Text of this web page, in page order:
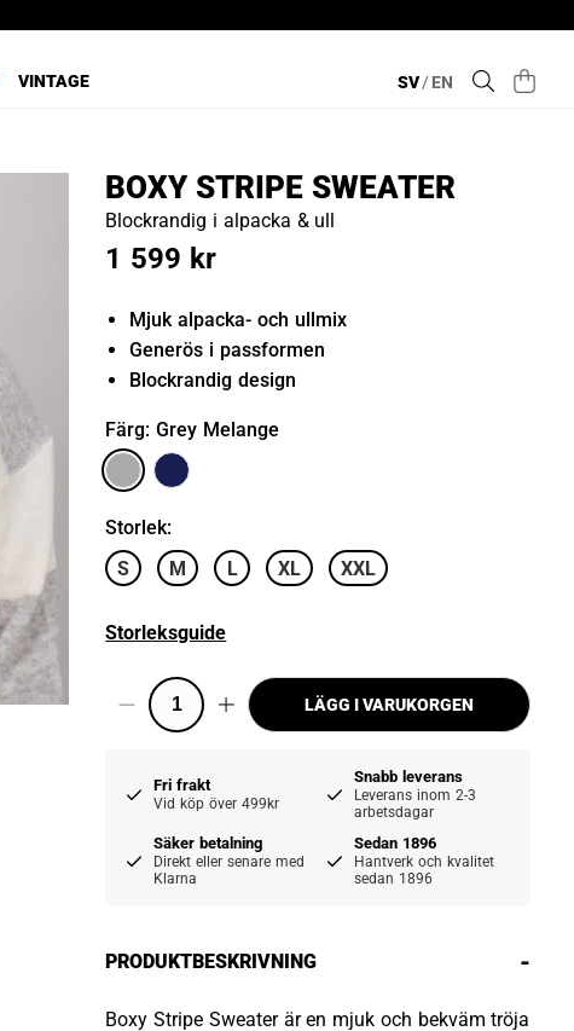
VINTAGE SV/EN
BOXY STRIPE SWEATER
Blockrandig i alpacka & ull
1 599 kr
Mjuk alpacka- och ullmix
Generös i passformen
Blockrandig design
Färg: Grey Melange
Storlek:
S
M L XL XXL
Storleksguide
LÄGG I VARUKORGEN
Fri frakt
Vid köp över 499kr
Snabb leverans
Leverans inom 2-3
arbetsdagar
Säker betalning
Direkt eller senare med
Klarna
Sedan 1896
Hantverk och kvalitet
sedan 1896
PRODUKTBESKRIVNING -
Boxy Stripe Sweater är en mjuk och bekväm tröja